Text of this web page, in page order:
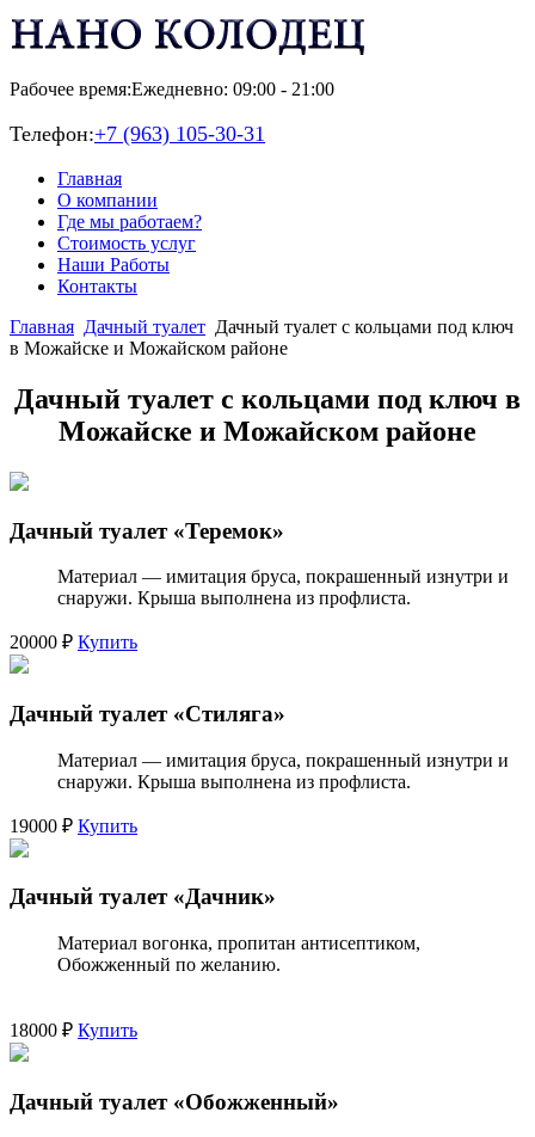
Рабочее время:Ежедневно: 09:00 - 21:00
Телефон:+7 (963) 105-30-31
Главная
О компании
Где мы работаем?
Стоимость услуг
Наши Работы
Контакты
Главная Дачный туалет Дачный туалет с кольцами под ключ
в Можайске и Можайском районе
Дачный туалет с кольцами под ключ в
Можайске и Можайском районе
Дачный туалет «Теремок»
Материал — имитация бруса, покрашенный изнутри и
снаружи. Крыша выполнена из профлиста.
20000 ₽ Купить
Дачный туалет «Стиляга»
Материал — имитация бруса, покрашенный изнутри и
снаружи. Крыша выполнена из профлиста.
19000 ₽ Купить
Дачный туалет «Дачник»
Материал вогонка, пропитан антисептиком,
Обожженный по желанию.
18000 ₽ Купить
Дачный туалет «Обожженный»